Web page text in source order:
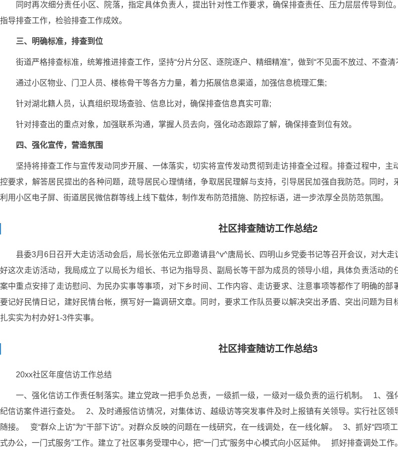
同时再次细分责任小区、院落，指定具体负责人，提出针对性工作要求，确保排查责任、压力层层传导到位
指导排查工作，检验排查工作成效。
三、明确标准，排查到位
街道严格排查标准，统筹推进排查工作，坚持“分片分区、逐院逐户、精细精准”，做到“不见面不放过、不查清
通过小区物业、门卫人员、楼栋骨干等各方力量，着力拓展信息渠道，加强信息梳理汇集;
针对湖北籍人员，认真组织现场查验、信息比对，确保排查信息真实可靠;
针对排查出的重点对象，加强联系沟通，掌握人员去向，强化动态跟踪了解，确保排查到位有效。
四、强化宣传，营造氛围
坚持将排查工作与宣传发动同步开展、一体落实，切实将宣传发动贯彻到走访排查全过程。排查过程中，主
控要求，解答居民提出的各种问题，疏导居民心理情绪，争取居民理解与支持，引导居民加强自我防范。同时，
利用小区电子屏、街道居民微信群等线上线下载体，制作发布防范措施、防控标语，进一步浓厚全员防范氛围。
社区排查随访工作总结2
县委3月6日召开大走访活动会后，局长张佑元立即邀请县^v^唐局长、四明山乡党委书记等召开会议，对大
好这次走访活动，我局成立了以局长为组长、书记为指导员、副局长等干部为成员的领导小组，具体负责活动的
案中重点安排了走访慰问、为民办实事等事项，对下乡时间、工作内容、走访要求、注意事项等都作了明确的部
要记好民情日记，建好民情台帐，撰写好一篇调研文章。同时，要求工作队员要以解决突出矛盾、突出问题为目
扎实实为村办好1-3件实事。
社区排查随访工作总结3
20xx社区年度信访工作总结
一、强化信访工作责任制落实。建立党政一把手负总责，一级抓一级，一级对一级负责的运行机制。 1、强
纪信访案件进行查处。 2、及时通报信访情况，对集体访、越级访等突发事件及时上报镇有关领导。实行社区领
随接。 变“群众上访”为“干部下访”。对群众反映的问题在一线研究，在一线调处，在一线化解。 3、抓好“四项
式办公，一门式服务”工作。建立了社区事务受理中心，把“一门式”服务中心模式向小区延伸。 抓好排查调处工作